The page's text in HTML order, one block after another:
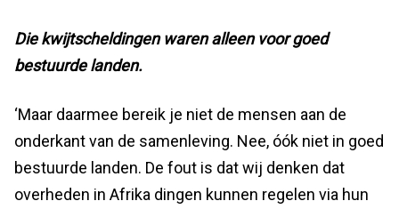
Die kwijtscheldingen waren alleen voor goed
bestuurde landen.
‘Maar daarmee bereik je niet de mensen aan de
onderkant van de samenleving. Nee, óók niet in goed
bestuurde landen. De fout is dat wij denken dat
overheden in Afrika dingen kunnen regelen via hun